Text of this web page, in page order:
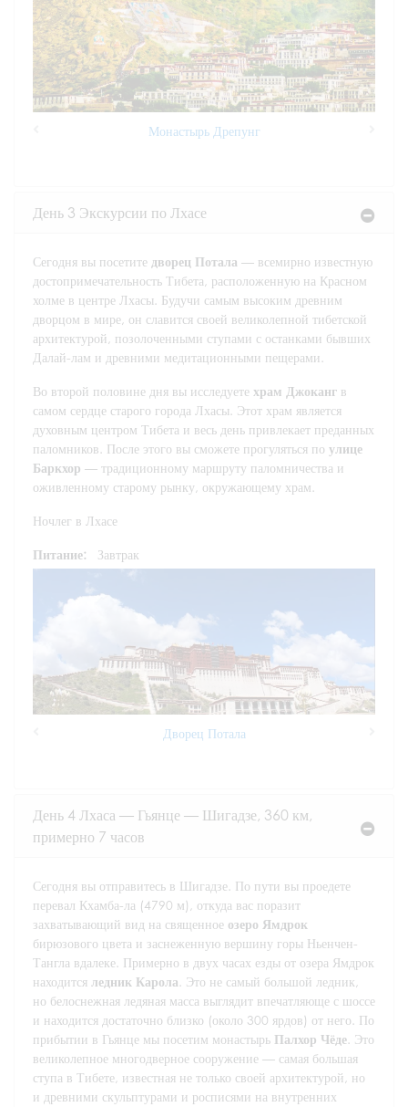
Монастырь Дрепунг
День 3 Экскурсии по Лхасе
Сегодня вы посетите дворец Потала — всемирно известную
достопримечательность Тибета, расположенную на Красном
холме в центре Лхасы. Будучи самым высоким древним
дворцом в мире, он славится своей великолепной тибетской
архитектурой, позолоченными ступами с останками бывших
Далай-лам и древними медитационными пещерами.
Во второй половине дня вы исследуете храм Джоканг в
самом сердце старого города Лхасы. Этот храм является
духовным центром Тибета и весь день привлекает преданных
паломников. После этого вы сможете прогуляться по улице
Баркхор — традиционному маршруту паломничества и
оживленному старому рынку, окружающему храм.
Ночлег в Лхасе
Питание: Завтрак
Дворец Потала
День 4 Лхаса — Гьянце — Шигадзе, 360 км,
примерно 7 часов
Сегодня вы отправитесь в Шигадзе. По пути вы проедете
перевал Кхамба-ла (4790 м), откуда вас поразит
захватывающий вид на священное озеро Ямдрок
бирюзового цвета и заснеженную вершину горы Ньенчен-
Тангла вдалеке. Примерно в двух часах езды от озера Ямдрок
находится ледник Карола . Это не самый большой ледник,
но белоснежная ледяная масса выглядит впечатляюще с шоссе
и находится достаточно близко (около 300 ярдов) от него. По
прибытии в Гьянце мы посетим монастырь Палхор Чёде . Это
великолепное многодверное сооружение — самая большая
ступа в Тибете, известная не только своей архитектурой, но
и древними скульптурами и росписями на внутренних